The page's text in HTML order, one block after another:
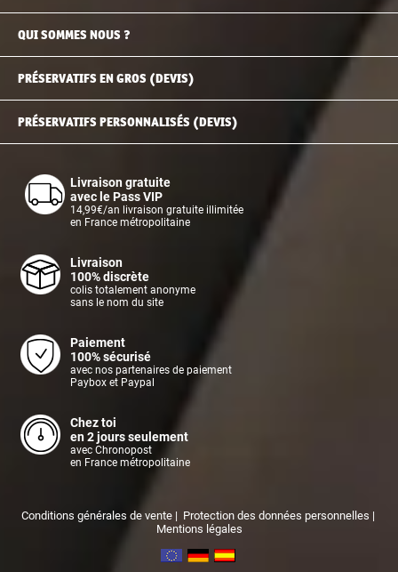
QUI SOMMES NOUS ?
PRÉSERVATIFS EN GROS (DEVIS)
PRÉSERVATIFS PERSONNALISÉS (DEVIS)
Livraison gratuite
avec le Pass VIP
14,99€/an livraison gratuite illimitée
en France métropolitaine
Livraison
100% discrète
colis totalement anonyme
sans le nom du site
Paiement
100% sécurisé
avec nos partenaires de paiement
Paybox et Paypal
Chez toi
en 2 jours seulement
avec Chronopost
en France métropolitaine
Conditions générales de vente| Protection des données personnelles |
Mentions légales